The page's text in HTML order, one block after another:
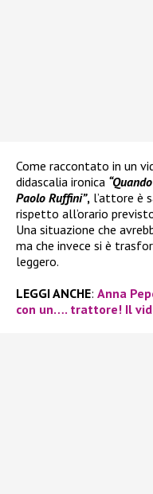
Come raccontato in un
didascalia ironica
Paolo Ruffini”, l’attore è
rispetto all’orario
Una situazione che
ma che invece si è
leggero.
LEGGI ANCHE: Anna
con un…. trattore! Il